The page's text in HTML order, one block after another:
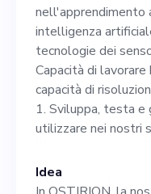
robot. Requisiti: 1. Una
laurea in
campo
di
in
nell'apprendimento
intelligenza
tecnologie dei
Capacità di
capacità di
1. Sviluppa, testa
utilizzare nei nostri
Idea